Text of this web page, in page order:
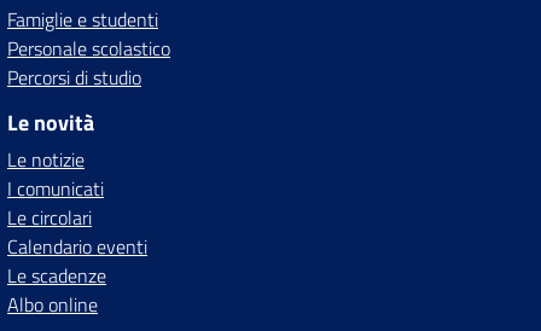
Famiglie e studenti
Personale scolastico
Percorsi di studio
Le novità
Le notizie
I comunicati
Le circolari
Calendario eventi
Le scadenze
Albo online